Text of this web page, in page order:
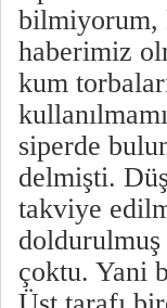
bilmiyorum,
haberimiz
kum
siperde
delmişti.
takviye
doldurulmuş
çoktu. Yani